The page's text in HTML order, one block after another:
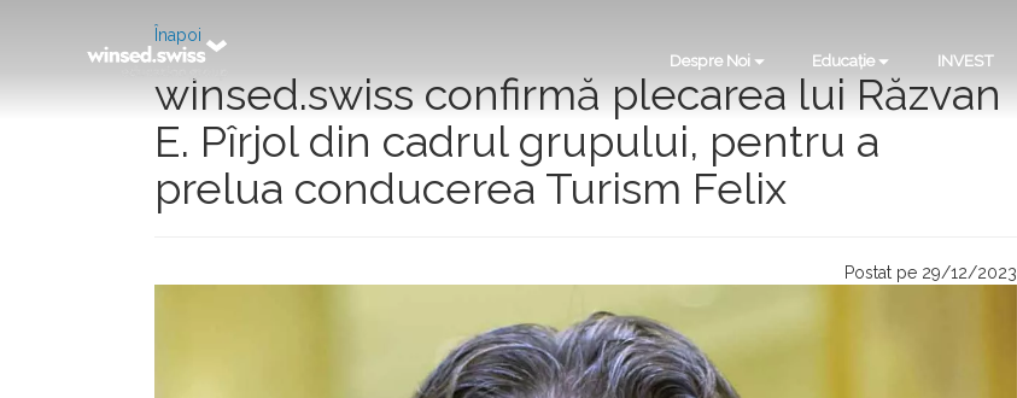
Despre Noi Educație INVEST
Înapoi
winsed.swiss confirmă plecarea lui Răzvan
E. Pîrjol din cadrul grupului, pentru a
prelua conducerea Turism Felix
Postat pe 29/12/2023